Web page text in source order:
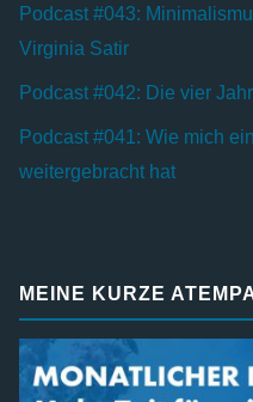
Podcast #043:
Virginia Satir
Podcast #042: Die vier
Podcast #041: Wie mich
weitergebracht hat
MEINE KURZE